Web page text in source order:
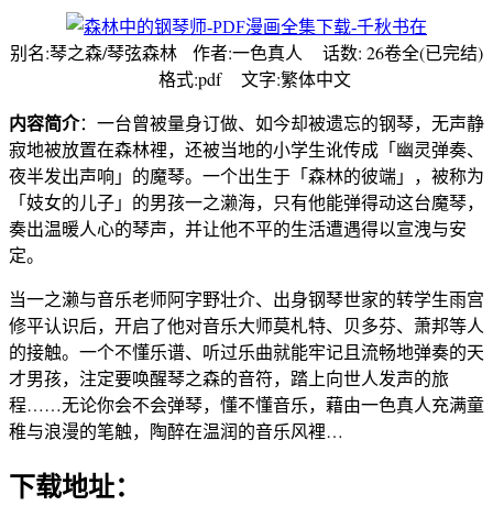
别名:琴之森/琴弦森林 作者:一色真人 话数: 26卷全(已完结)
格式:pdf 文字:繁体中文
内容简介：一台曾被量身订做、如今却被遗忘的钢琴，无声静
寂地被放置在森林裡，还被当地的小学生讹传成「幽灵弹奏、
夜半发出声响」的魔琴。一个出生于「森林的彼端」，被称为
「妓女的儿子」的男孩一之濑海，只有他能弹得动这台魔琴，
奏出温暖人心的琴声，并让他不平的生活遭遇得以宣洩与安
定。
当一之濑与音乐老师阿字野壮介、出身钢琴世家的转学生雨宫
修平认识后，开启了他对音乐大师莫札特、贝多芬、萧邦等人
的接触。一个不懂乐谱、听过乐曲就能牢记且流畅地弹奏的天
才男孩，注定要唤醒琴之森的音符，踏上向世人发声的旅
程……无论你会不会弹琴，懂不懂音乐，藉由一色真人充满童
稚与浪漫的笔触，陶醉在温润的音乐风裡…
下载地址：